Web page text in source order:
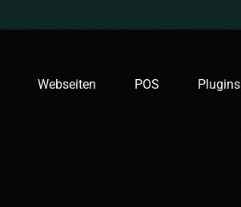
Webseiten POS Plugins